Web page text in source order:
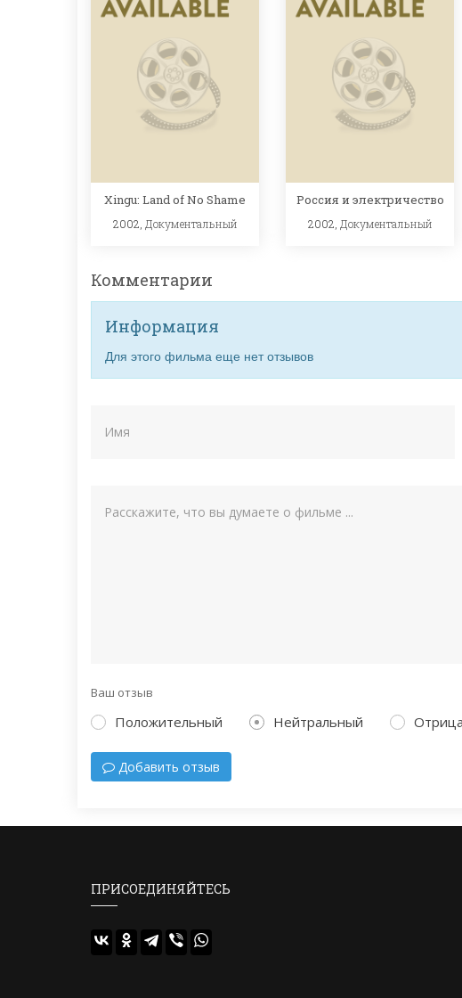
Xingu: Land of No Shame
2002, Документальный
Россия и электричество
2002, Документальный
Комментарии
Информация
Для этого фильма еще нет отзывов
Ваш отзыв
Положительный Нейтральный
Добавить отзыв
ПРИСОЕДИНЯЙТЕСЬ